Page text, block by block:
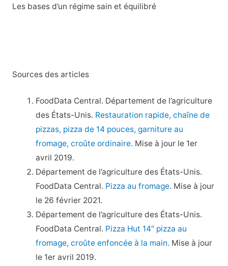
Les bases d’un régime sain et équilibré
Sources des articles
FoodData Central. Département de l’agriculture
des États-Unis. Restauration rapide, chaîne de
pizzas, pizza de 14 pouces, garniture au
fromage, croûte ordinaire. Mise à jour le 1er
avril 2019.
Département de l’agriculture des États-Unis.
FoodData Central. Pizza au fromage. Mise à jour
le 26 février 2021.
Département de l’agriculture des États-Unis.
FoodData Central. Pizza Hut 14″ pizza au
fromage, croûte enfoncée à la main. Mise à jour
le 1er avril 2019.